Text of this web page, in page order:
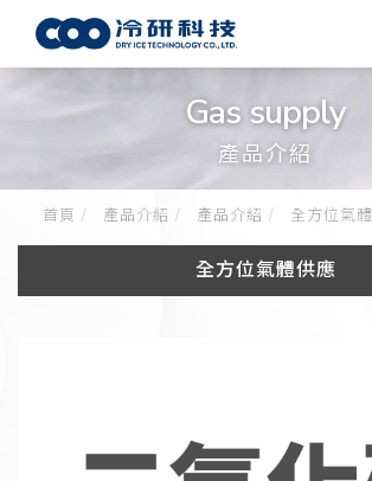
Gas supply
產品介紹
首頁 產品介紹 產品介紹 全方位氣
全方位氣體供應